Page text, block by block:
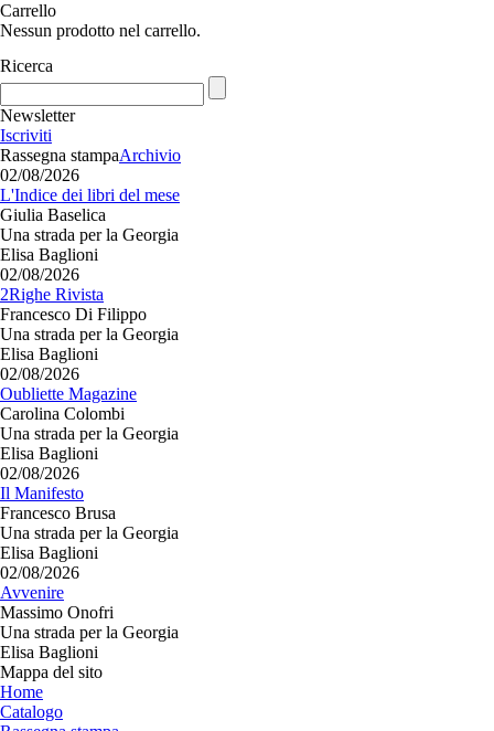
Carrello
Nessun prodotto nel carrello.
Ricerca
Newsletter
Iscriviti
Rassegna stampaArchivio
02/08/2026
L'Indice dei libri del mese
Giulia Baselica
Una strada per la Georgia
Elisa Baglioni
02/08/2026
2Righe Rivista
Francesco Di Filippo
Una strada per la Georgia
Elisa Baglioni
02/08/2026
Oubliette Magazine
Carolina Colombi
Una strada per la Georgia
Elisa Baglioni
02/08/2026
Il Manifesto
Francesco Brusa
Una strada per la Georgia
Elisa Baglioni
02/08/2026
Avvenire
Massimo Onofri
Una strada per la Georgia
Elisa Baglioni
Mappa del sito
Home
Catalogo